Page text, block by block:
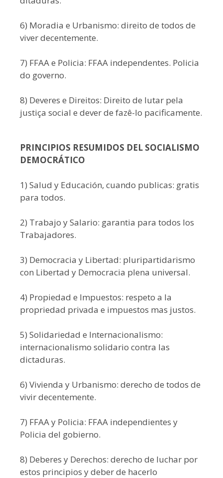
6) Moradia e Urbanismo: direito de todos de
viver decentemente.
7) FFAA e Policia: FFAA independentes. Policia
do governo.
8) Deveres e Direitos: Direito de lutar pela
justiça social e dever de fazê-lo pacificamente.
PRINCIPIOS RESUMIDOS DEL SOCIALISMO
DEMOCRÁTICO
1) Salud y Educación, cuando publicas: gratis
para todos.
2) Trabajo y Salario: garantia para todos los
Trabajadores.
3) Democracia y Libertad: pluripartidarismo
con Libertad y Democracia plena universal.
4) Propiedad e Impuestos: respeto a la
propriedad privada e impuestos mas justos.
5) Solidariedad e Internacionalismo:
internacionalismo solidario contra las
dictaduras.
6) Vivienda y Urbanismo: derecho de todos de
vivir decentemente.
7) FFAA y Policia: FFAA independientes y
Policia del gobierno.
8) Deberes y Derechos: derecho de luchar por
estos principios y deber de hacerlo